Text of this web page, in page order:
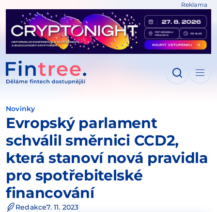
Reklama
Novinky
Evropský parlament
schválil směrnici CCD2,
která stanoví nová pravidla
pro spotřebitelské
financování
Redakce7. 11. 2023